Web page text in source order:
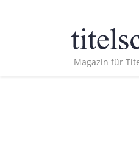
Magazin für